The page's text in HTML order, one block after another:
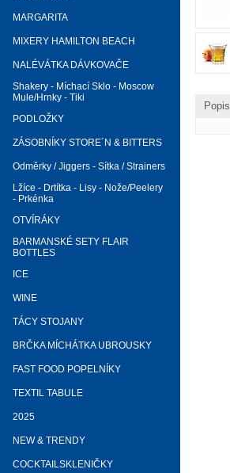
MARGARITA
MIXERY HAMILTON BEACH
NALÉVÁTKA DÁVKOVAČE
Shakery - Míchací Sklo - Moscow
Mule/Hrnky - Tiki
PODLOŽKY
ZÁSOBNÍKY STORE´N & BITTERS
Odměrky / Jiggers - Sítka / Strainers
Lžíce - Drtítka - Lisy - Nože/Peelery
- Prkénka
OTVÍRÁKY
BARMANSKÉ SETY FLAIR
BOTTLES
ICE
WINE
TÁCY STOJANY
BRČKA MÍCHÁTKA UBROUSKY
FAST FOOD POPELNÍKY
TEXTIL TABULE
2025
NEW & TRENDY
COCKTAILSKLENIČKY
Popis